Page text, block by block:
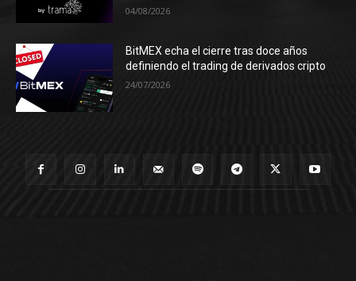
04/08/2026
BitMEX echa el cierre tras doce años
definiendo el trading de derivados cripto
24/07/2026